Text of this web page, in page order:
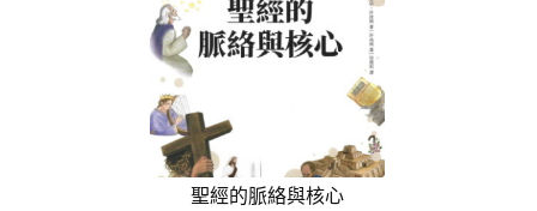
聖經的脈絡與核心